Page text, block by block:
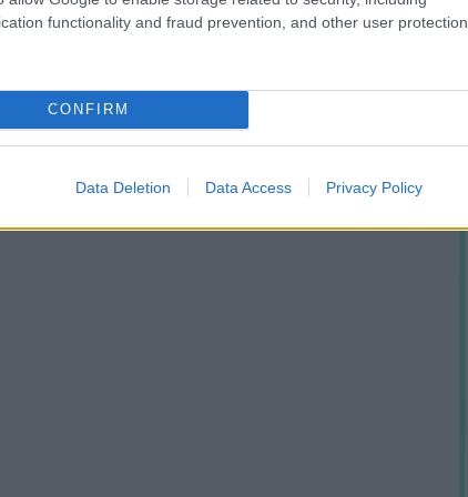
functionality and fraud prevention, and other user protection.
CONFIRM
Data Deletion Data Access Privacy Policy